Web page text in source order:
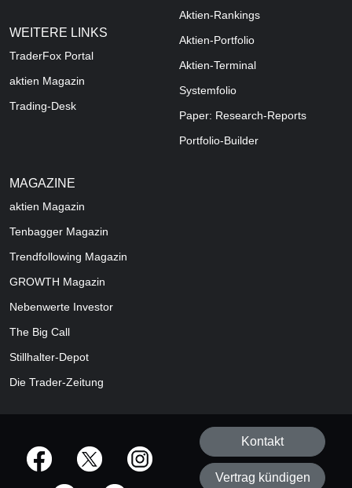
WEITERE LINKS
TraderFox Portal
aktien Magazin
Trading-Desk
Aktien-Rankings
Aktien-Portfolio
Aktien-Terminal
Systemfolio
Paper: Research-Reports
Portfolio-Builder
MAGAZINE
aktien Magazin
Tenbagger Magazin
Trendfollowing Magazin
GROWTH Magazin
Nebenwerte Investor
The Big Call
Stillhalter-Depot
Die Trader-Zeitung
offizielle Social Media-Accounts
Kontakt
Vertrag kündigen